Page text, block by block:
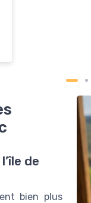
de
bien plus